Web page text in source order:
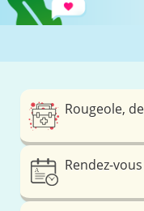
Rougeole,
Rendez-